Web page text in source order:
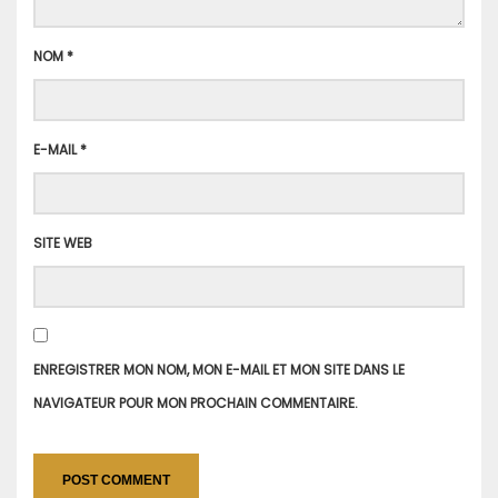
NOM*
E-MAIL*
SITE WEB
ENREGISTRER MON NOM, MON E-MAIL ET MON SITE DANS LE
NAVIGATEUR POUR MON PROCHAIN COMMENTAIRE.